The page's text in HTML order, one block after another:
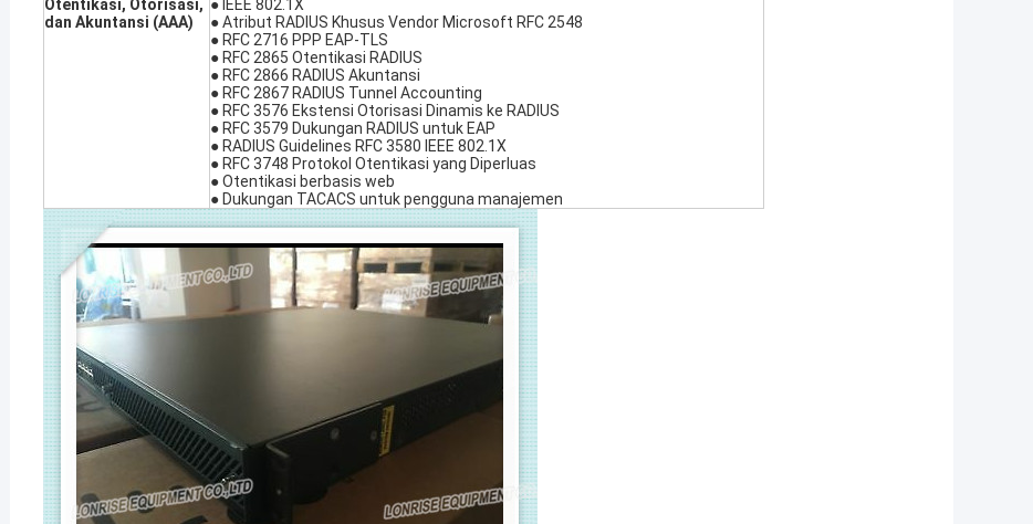
Otentikasi, Otorisasi,
dan Akuntansi (AAA)
● IEEE 802.1X
● Atribut RADIUS Khusus Vendor Microsoft RFC 2548
● RFC 2716 PPP EAP-TLS
● RFC 2865 Otentikasi RADIUS
● RFC 2866 RADIUS Akuntansi
● RFC 2867 RADIUS Tunnel Accounting
● RFC 3576 Ekstensi Otorisasi Dinamis ke RADIUS
● RFC 3579 Dukungan RADIUS untuk EAP
● RADIUS Guidelines RFC 3580 IEEE 802.1X
● RFC 3748 Protokol Otentikasi yang Diperluas
● Otentikasi berbasis web
● Dukungan TACACS untuk pengguna manajemen